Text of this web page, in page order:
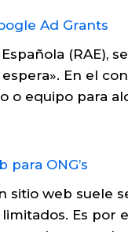
(RAE),
En el
equipo para
web suele
Es por